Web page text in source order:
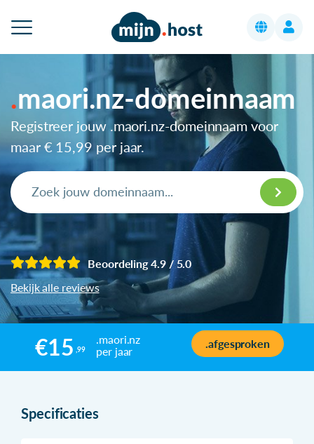
maori.nz-domeinnaam
Registreer jouw .maori.nz-domeinnaam voor
maar € 15,99 per jaar.
Beoordeling 4.9 / 5.0
Bekijk alle reviews
€15 ,99
.maori.nz
per jaar
.afgesproken
Specificaties